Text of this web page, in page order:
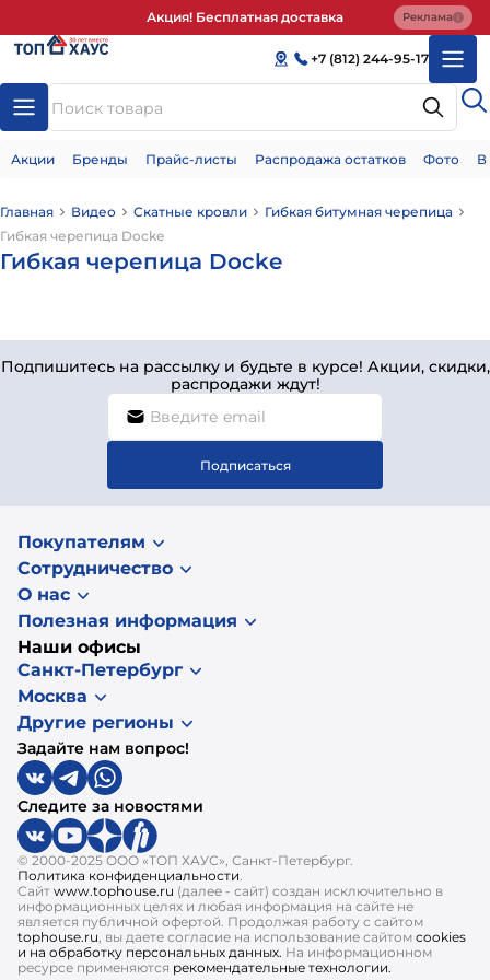
Акция! Бесплатная доставка Реклама
+7 (812) 244-95-17
Акции Бренды Прайс-листы Распродажа остатков Фото
Главная Видео Скатные кровли
Гибкая битумная черепица
Гибкая черепица Docke
Гибкая черепица Docke
Подпишитесь на рассылку и будьте в курсе! Акции, скидки,
распродажи ждут!
Подписаться
Покупателям
Сотрудничество
О нас
Полезная информация
Наши офисы
Санкт-Петербург
Москва
Другие регионы
Задайте нам вопрос!
Следите за новостями
© 2000-2025 ООО «ТОП ХАУС», Санкт-Петербург.
Политика конфиденциальности.
Сайт www.tophouse.ru (далее - сайт) создан исключительно в
информационных целях и любая информация на сайте не
является публичной офертой. Продолжая работу с сайтом
tophouse.ru, вы даете согласие на использование сайтом cookies
и на обработку персональных данных. На информационном
ресурсе применяются рекомендательные технологии.